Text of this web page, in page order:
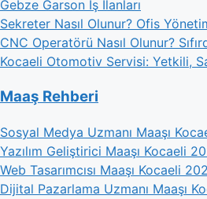
Gebze Garson İş İlanları
Sekreter Nasıl Olunur? Ofis
CNC Operatörü Nasıl Olunur?
Kocaeli Otomotiv Servisi: Yetkili,
Maaş Rehberi
Sosyal Medya Uzmanı Maaşı
Yazılım Geliştirici Maaşı Kocaeli
Web Tasarımcısı Maaşı Kocaeli
Dijital Pazarlama Uzmanı Maaşı